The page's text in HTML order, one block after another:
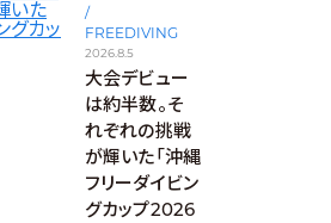
/
FREEDIVING
2026.8.5
大会デビュー
は約半数。そ
れぞれの挑戦
が輝いた「沖縄
フリーダイビン
グカップ2026